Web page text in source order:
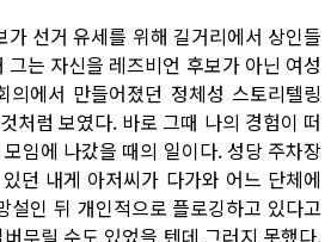
가 선거 유세를 위해 길거리에서 상인들
는 자신을 레즈비언 후보가 아닌 여성
의에서 만들어졌던 정체성 스토리텔링
처럼 보였다. 바로 그때 나의 경험이 떠
임에 나갔을 때의 일이다. 성당 주차장
던 내게 아저씨가 다가와 어느 단체에
설인 뒤 개인적으로 플로깅하고 있다고
무릴 수도 있었을 텐데 그러지 못했다.